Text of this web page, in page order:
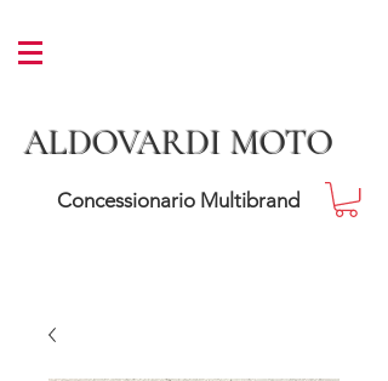
ALDOVARDI MOTO
Concessionario Multibrand